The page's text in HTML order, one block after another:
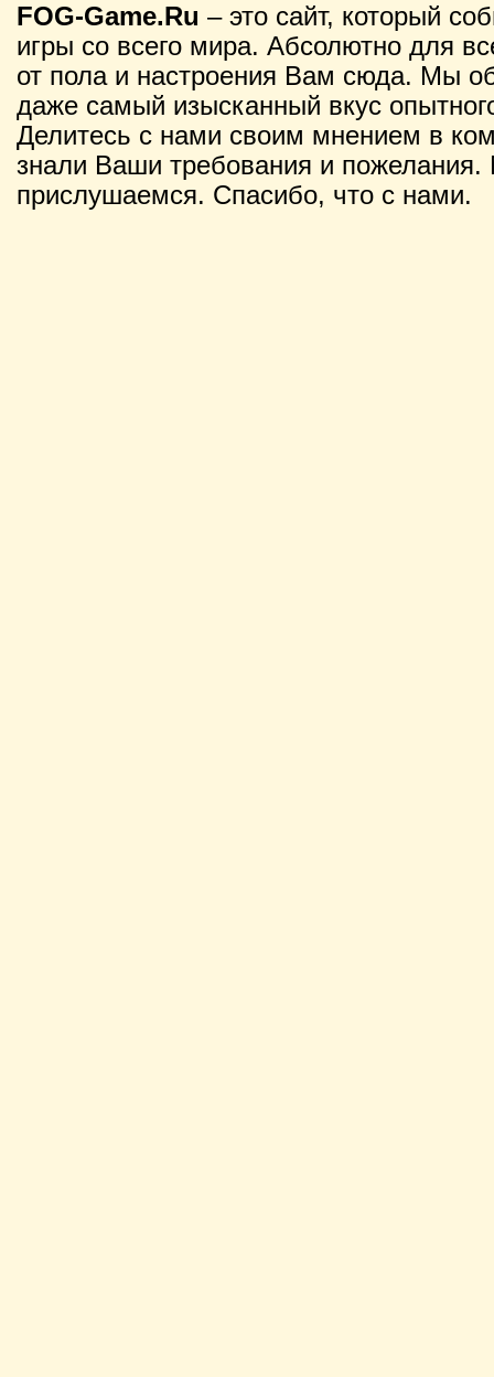
FOG-Game.Ru – это сайт, который
игры со всего мира. Абсолютно для
от пола и настроения Вам сюда. Мы
даже самый изысканный вкус
Делитесь с нами своим мнением в
знали Ваши требования и
прислушаемся. Спасибо, что с нами.